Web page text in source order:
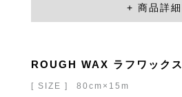
ROUGH WAX ラフワックス
[ SIZE ]
80cm×15m